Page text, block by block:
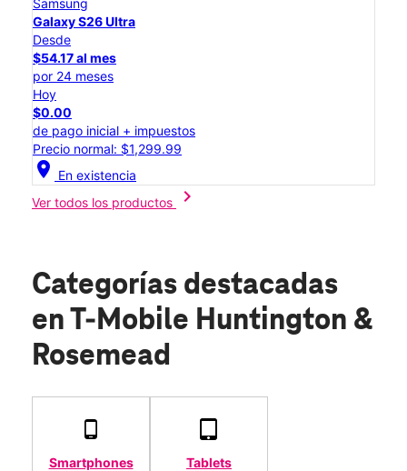
Samsung
Galaxy S26 Ultra
Desde
$54.17 al mes
por 24 meses
Hoy
$0.00
de pago inicial + impuestos
Precio normal: $1,299.99
location_on En existencia
Ver todos los productos
chevron_right
Categorías destacadas
en T-Mobile Huntington &
Rosemead
Smartphones Tablets